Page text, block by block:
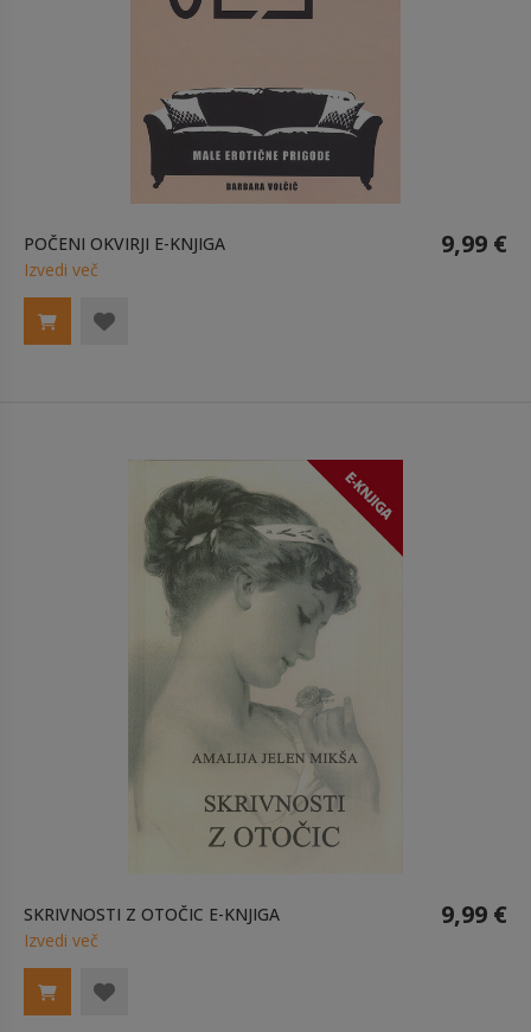
POČENI OKVIRJI E-KNJIGA 9,99 €
Izvedi več
SKRIVNOSTI Z OTOČIC E-KNJIGA 9,99 €
Izvedi več